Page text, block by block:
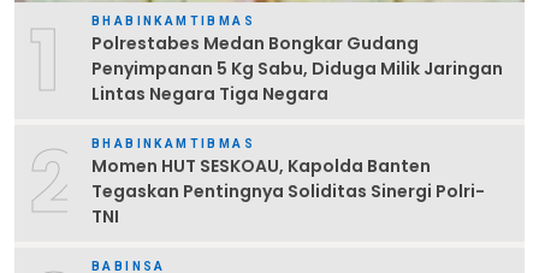
1 BHABINKAMTIBMAS
Polrestabes Medan Bongkar Gudang
Penyimpanan 5 Kg Sabu, Diduga Milik Jaringan
Lintas Negara Tiga Negara
2 BHABINKAMTIBMAS
Momen HUT SESKOAU, Kapolda Banten
Tegaskan Pentingnya Soliditas Sinergi Polri-
TNI
BABINSA